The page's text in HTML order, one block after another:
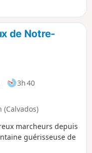
de Notre-
3h 40
(Calvados)
marcheurs depuis
guérisseuse de